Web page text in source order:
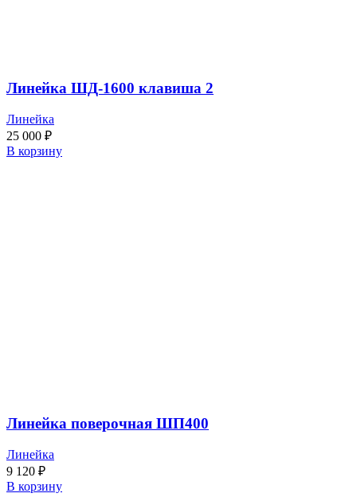
Линейка ШД-1600 клавиша 2
Линейка
25 000 ₽
В корзину
Линейка поверочная ШП400
Линейка
9 120 ₽
В корзину